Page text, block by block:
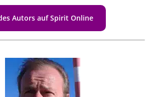
Autors auf Spirit Online